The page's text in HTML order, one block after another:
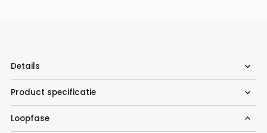
Details
Product specificatie
Loopfase